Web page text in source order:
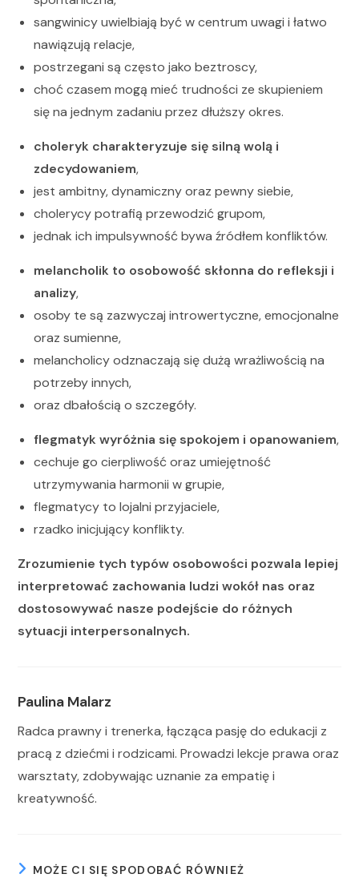
sangwinicy uwielbiają być w centrum uwagi i łatwo
nawiązują relacje,
postrzegani są często jako beztroscy,
choć czasem mogą mieć trudności ze skupieniem
się na jednym zadaniu przez dłuższy okres.
choleryk charakteryzuje się silną wolą i
zdecydowaniem,
jest ambitny, dynamiczny oraz pewny siebie,
cholerycy potrafią przewodzić grupom,
jednak ich impulsywność bywa źródłem konfliktów.
melancholik to osobowość skłonna do refleksji i
analizy,
osoby te są zazwyczaj introwertyczne, emocjonalne
oraz sumienne,
melancholicy odznaczają się dużą wrażliwością na
potrzeby innych,
oraz dbałością o szczegóły.
flegmatyk wyróżnia się spokojem i opanowaniem,
cechuje go cierpliwość oraz umiejętność
utrzymywania harmonii w grupie,
flegmatycy to lojalni przyjaciele,
rzadko inicjujący konflikty.
Zrozumienie tych typów osobowości pozwala lepiej
interpretować zachowania ludzi wokół nas oraz
dostosowywać nasze podejście do różnych
sytuacji interpersonalnych.
Paulina Malarz
Radca prawny i trenerka, łącząca pasję do edukacji z
pracą z dziećmi i rodzicami. Prowadzi lekcje prawa oraz
warsztaty, zdobywając uznanie za empatię i
kreatywność.
MOŻE CI SIĘ SPODOBAĆ RÓWNIEŻ